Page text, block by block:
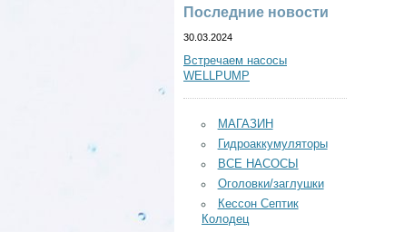
Последние новости
30.03.2024
Встречаем насосы
WELLPUMP
МАГАЗИН
Гидроаккумуляторы
ВСЕ НАСОСЫ
Оголовки/заглушки
Кессон Септик
Колодец